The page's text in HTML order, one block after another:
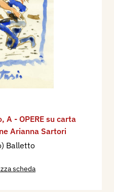
, A - OPERE su carta
Arianna Sartori
Balletto
scheda